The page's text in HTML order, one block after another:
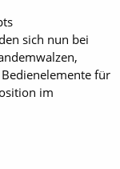
sich nun bei
für
im